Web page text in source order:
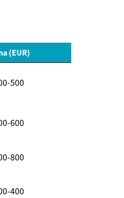
(EUR)
500
600
800
400